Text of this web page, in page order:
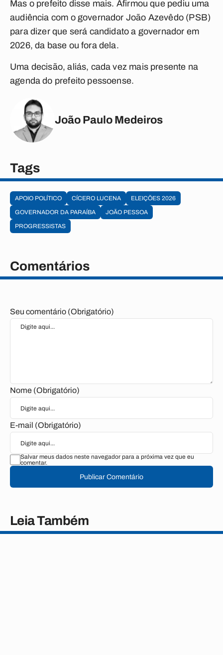
Mas o prefeito disse mais. Afirmou que pediu uma
audiência com o governador João Azevêdo (PSB)
para dizer que será candidato a governador em
2026, da base ou fora dela.
Uma decisão, aliás, cada vez mais presente na
agenda do prefeito pessoense.
João Paulo Medeiros
Tags
APOIO POLÍTICO CÍCERO LUCENA
ELEIÇÕES 2026
GOVERNADOR DA PARAÍBA
JOÃO PESSOA
PROGRESSISTAS
Comentários
Seu comentário (Obrigatório)
Nome (Obrigatório)
E-mail (Obrigatório)
Salvar meus dados neste navegador para a próxima vez que eu
comentar.
Publicar Comentário
Leia Também